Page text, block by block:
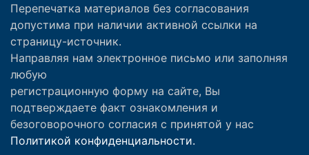
Перепечатка материалов без согласования
допустима при наличии активной ссылки на
страницу-источник.
Направляя нам электронное письмо или заполняя
любую
регистрационную форму на сайте, Вы
подтверждаете факт ознакомления и
безоговорочного согласия с принятой у нас
Политикой конфиденциальности.